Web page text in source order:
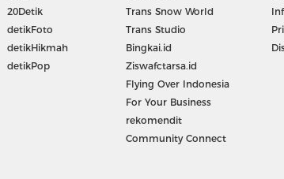
20Detik
detikFoto
detikHikmah
detikPop
Trans Snow World
Trans Studio
Bingkai.id
Ziswafctarsa.id
Flying Over Indonesia
For Your Business
rekomendit
Community Connect